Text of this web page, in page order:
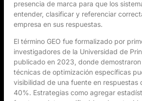
presencia de marca para que los
entender, clasificar y referenciar
empresa en sus respuestas.
El término GEO fue formalizado por
investigadores de la Universidad de
publicado en 2023, donde
técnicas de optimización específicas
visibilidad de una fuente en respuestas
40%. Estrategias como agregar